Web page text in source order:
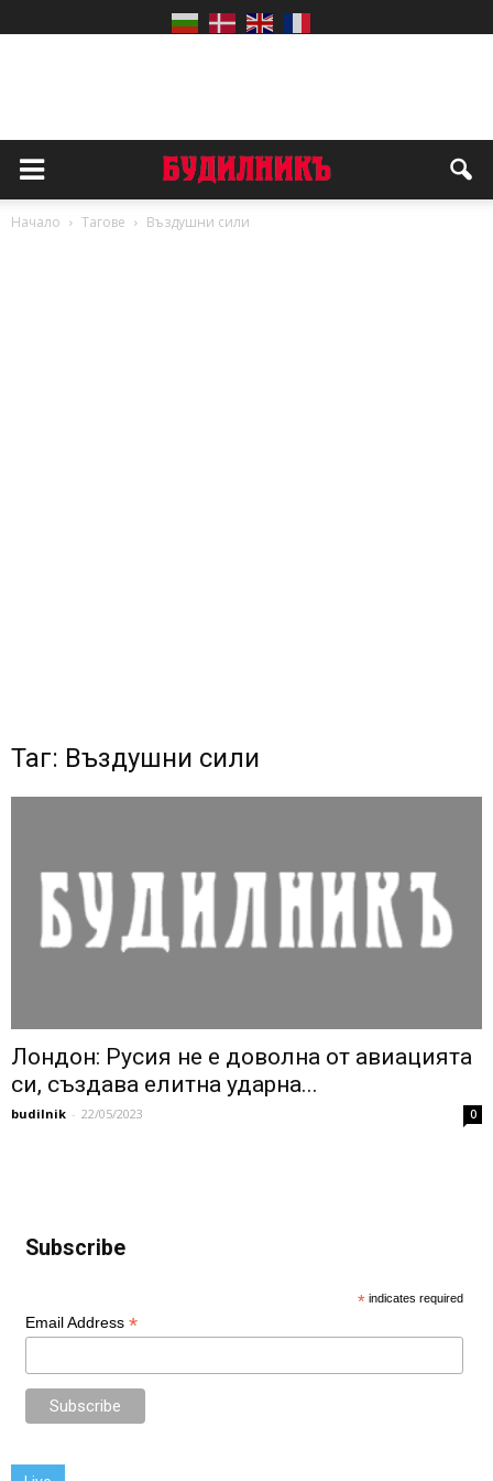
Начало Тагове Въздушни сили
Таг: Въздушни сили
Лондон: Русия не е доволна от авиацията
си, създава елитна ударна...
budilnik - 22/05/2023 0
Subscribe
* indicates required
Email Address *